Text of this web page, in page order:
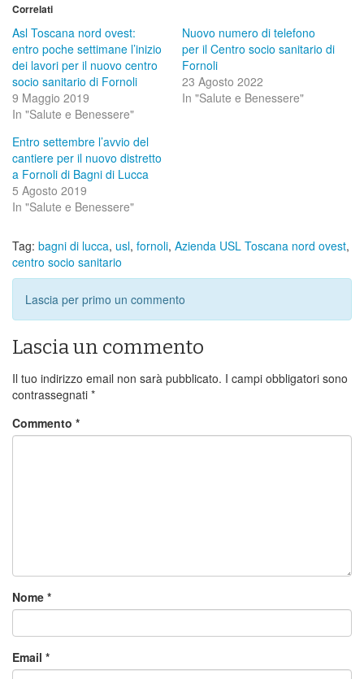
Correlati
Asl Toscana nord ovest:
entro poche settimane l’inizio
dei lavori per il nuovo centro
socio sanitario di Fornoli
9 Maggio 2019
In "Salute e Benessere"
Nuovo numero di telefono
per il Centro socio sanitario di
Fornoli
23 Agosto 2022
In "Salute e Benessere"
Entro settembre l’avvio del
cantiere per il nuovo distretto
a Fornoli di Bagni di Lucca
5 Agosto 2019
In "Salute e Benessere"
Tag: bagni di lucca, usl, fornoli, Azienda USL Toscana nord ovest,
centro socio sanitario
Lascia per primo un commento
Lascia un commento
Il tuo indirizzo email non sarà pubblicato. I campi obbligatori sono
contrassegnati *
Commento *
Nome *
Email *